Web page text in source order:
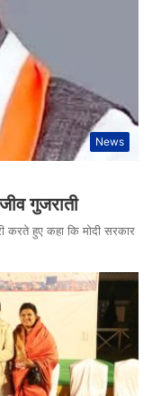
News
गुजराती
करते हुए कहा कि मोदी सरकार